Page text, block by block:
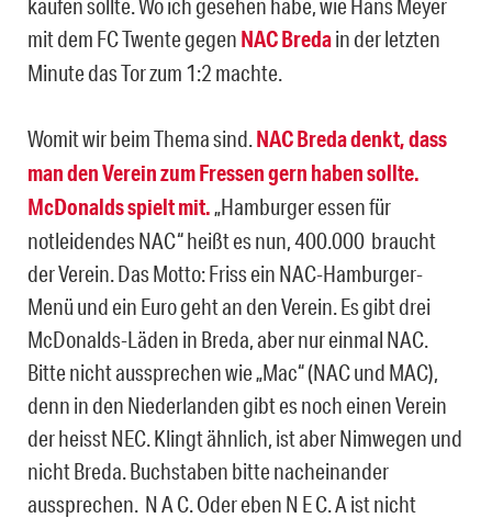
kaufen sollte. Wo ich gesehen habe, wie Hans Meyer
mit dem FC Twente gegen NAC Bredain der letzten
Minute das Tor zum 1:2 machte.
Womit wir beim Thema sind.NAC Breda denkt, dass
man den Verein zum Fressen gern haben sollte.
McDonalds spielt mit.„Hamburger essen für
notleidendes NAC“ heißt es nun, 400.000 braucht
der Verein. Das Motto: Friss ein NAC-Hamburger-
Menü und ein Euro geht an den Verein. Es gibt drei
McDonalds-Läden in Breda, aber nur einmal NAC.
Bitte nicht aussprechen wie „Mac“ (NAC und MAC),
denn in den Niederlanden gibt es noch einen Verein
der heisst NEC. Klingt ähnlich, ist aber Nimwegen und
nicht Breda. Buchstaben bitte nacheinander
aussprechen. N A C. Oder eben N E C. A ist nicht